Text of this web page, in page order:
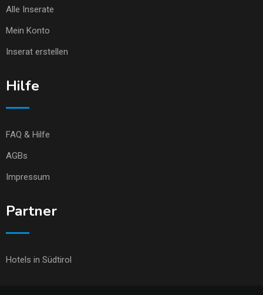
Alle Inserate
Mein Konto
Inserat erstellen
Hilfe
FAQ & Hilfe
AGBs
Impressum
Partner
Hotels in Südtirol